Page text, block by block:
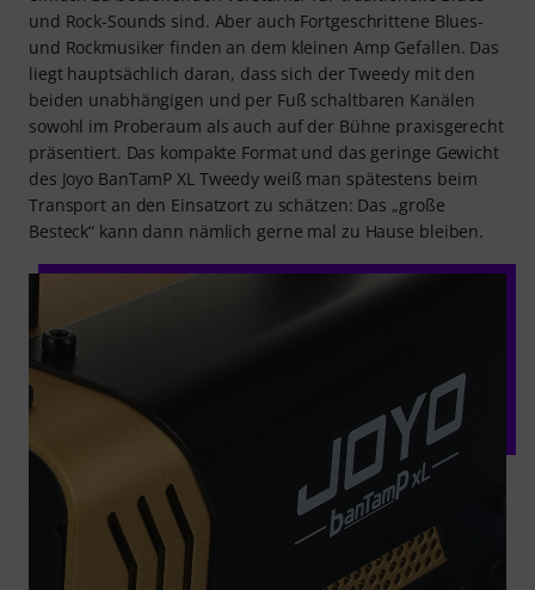
und Rock-Sounds sind. Aber auch Fortgeschrittene Blues-
und Rockmusiker finden an dem kleinen Amp Gefallen. Das
liegt hauptsächlich daran, dass sich der Tweedy mit den
beiden unabhängigen und per Fuß schaltbaren Kanälen
sowohl im Proberaum als auch auf der Bühne praxisgerecht
präsentiert. Das kompakte Format und das geringe Gewicht
des Joyo BanTamP XL Tweedy weiß man spätestens beim
Transport an den Einsatzort zu schätzen: Das „große
Besteck“ kann dann nämlich gerne mal zu Hause bleiben.